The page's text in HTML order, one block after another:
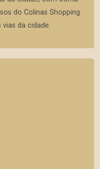
do Colinas Shopping.
da cidade.